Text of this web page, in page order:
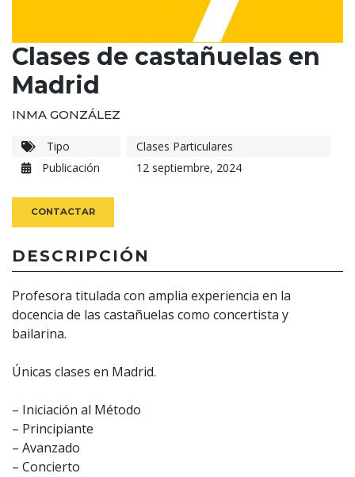
Clases de castañuelas en
Madrid
INMA GONZÁLEZ
Tipo
Clases Particulares
Publicación
12 septiembre, 2024
CONTACTAR
DESCRIPCIÓN
Profesora titulada con amplia experiencia en la
docencia de las castañuelas como concertista y
bailarina.
Únicas clases en Madrid.
– Iniciación al Método
– Principiante
– Avanzado
– Concierto